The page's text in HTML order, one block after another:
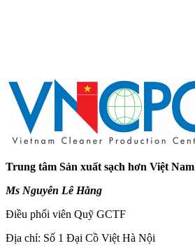
Trung tâm Sản xuất sạch hơn Việt Nam
Ms Nguyễn Lê Hằng
Điều phối viên Quỹ GCTF
Địa chỉ: Số 1 Đại Cồ Việt Hà Nội